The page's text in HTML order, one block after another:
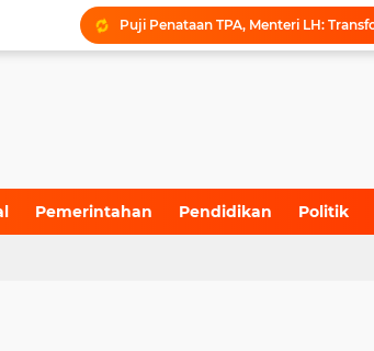
Pemerintahan Pendidikan Politik